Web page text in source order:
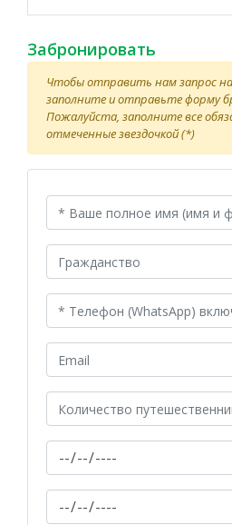
Забронировать
Чтобы отправить нам запрос
заполните и отправьте форму
Пожалуйста, заполните все
отмеченные звездочкой (*)